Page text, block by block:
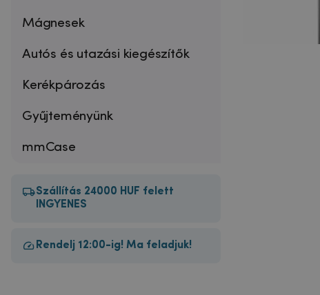
Mágnesek
Autós és utazási kiegészítők
Kerékpározás
Gyűjteményünk
mmCase
Szállítás 24000 HUF felett
INGYENES
Rendelj 12:00-ig! Ma feladjuk!